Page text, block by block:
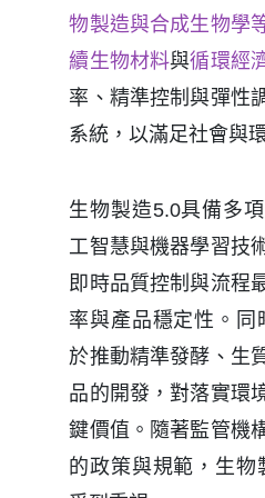
物製造與合成生物學
續生物材料與循環經
率、精準控制與彈性
系統，以滿足社會與
生物製造5.0具備多
工智慧與機器學習技
即時品質控制與流程
率與產品穩定性。同
於推動精準發酵、生
品的開發，對落實環
鍵價值。隨著監管機
的政策與規範，生物